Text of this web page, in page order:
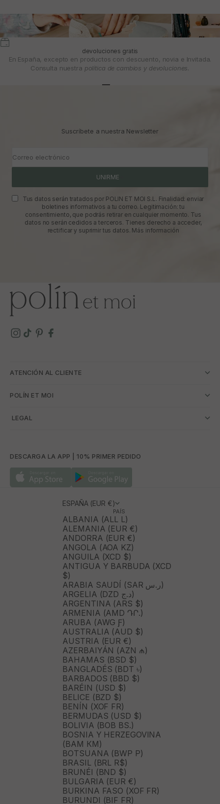
devoluciones gratis
En España, excepto en productos con descuento, novia e Invitada.
Consulta nuestra política de cambios y devoluciones.
Suscríbete a nuestra Newsletter
Correo electrónico
UNIRME
Tus datos serán tratados por POLIN ET MOI S.L. Finalidad: enviar
boletines informativos a tu correo. Legitimación: tu
consentimiento, que podrás retirar en cualquier momento. Tus
datos no serán cedidos a terceros. Tienes derecho a acceder,
rectificar y suprimir tus datos. Más información
ATENCIÓN AL CLIENTE
POLÍN ET MOI
­ LEGAL
DESCARGA LA APP | 10% PRIMER PEDIDO
ESPAÑA (EUR €)
PAÍS
ALBANIA (ALL L)
ALEMANIA (EUR €)
ANDORRA (EUR €)
ANGOLA (AOA KZ)
ANGUILA (XCD $)
ANTIGUA Y BARBUDA (XCD
$)
ARABIA SAUDÍ (SAR ر.س)
ARGELIA (DZD د.ج)
ARGENTINA (ARS $)
ARMENIA (AMD ԴՐ.)
ARUBA (AWG Ƒ)
AUSTRALIA (AUD $)
AUSTRIA (EUR €)
AZERBAIYÁN (AZN ₼)
BAHAMAS (BSD $)
BANGLADÉS (BDT ৳)
BARBADOS (BBD $)
BARÉIN (USD $)
BELICE (BZD $)
BENÍN (XOF FR)
BERMUDAS (USD $)
BOLIVIA (BOB BS.)
BOSNIA Y HERZEGOVINA
(BAM КМ)
BOTSUANA (BWP P)
BRASIL (BRL R$)
BRUNÉI (BND $)
BULGARIA (EUR €)
BURKINA FASO (XOF FR)
BURUNDI (BIF FR)